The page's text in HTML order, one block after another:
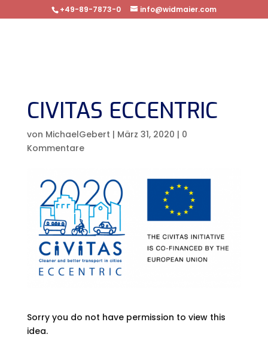
+49-89-7873-0 info@widmaier.com
CIVITAS ECCENTRIC
von MichaelGebert | März 31, 2020 | 0
Kommentare
Sorry you do not have permission to view this
idea.